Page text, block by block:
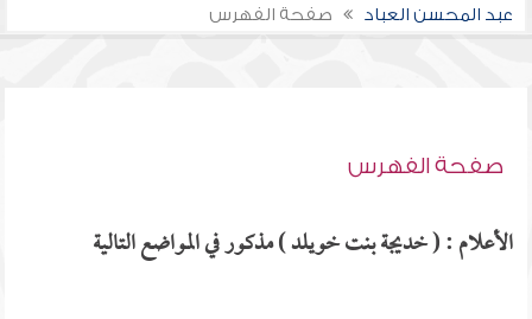
عبد المحسن العباد
صفحة الفهرس
صفحة الفهرس
الأعلام : ( خديجة بنت خويلد ) مذكور في المواضع التالية